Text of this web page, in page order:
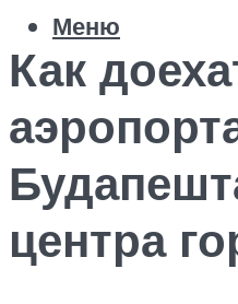
Меню
Как
центра